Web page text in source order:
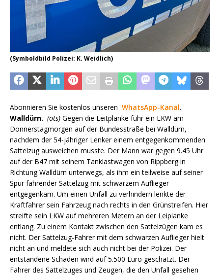
(Symboldbild Polizei: K. Weidlich)
Abonnieren Sie kostenlos unseren WhatsApp-Kanal.
Walldürn. (ots) Gegen die Leitplanke fuhr ein LKW am
Donnerstagmorgen auf der Bundesstraße bei Walldürn,
nachdem der 54-jähriger Lenker einem entgegenkommenden
Sattelzug ausweichen musste. Der Mann war gegen 9.45 Uhr
auf der B47 mit seinem Tanklastwagen von Rippberg in
Richtung Walldürn unterwegs, als ihm ein teilweise auf seiner
Spur fahrender Sattelzug mit schwarzem Auflieger
entgegenkam. Um einen Unfall zu verhindern lenkte der
Kraftfahrer sein Fahrzeug nach rechts in den Grünstreifen. Hier
streifte sein LKW auf mehreren Metern an der Leiplanke
entlang. Zu einem Kontakt zwischen den Sattelzügen kam es
nicht. Der Sattelzug-Fahrer mit dem schwarzen Auflieger hielt
nicht an und meldete sich auch nicht bei der Polizei. Der
entstandene Schaden wird auf 5.500 Euro geschätzt. Der
Fahrer des Sattelzuges und Zeugen, die den Unfall gesehen